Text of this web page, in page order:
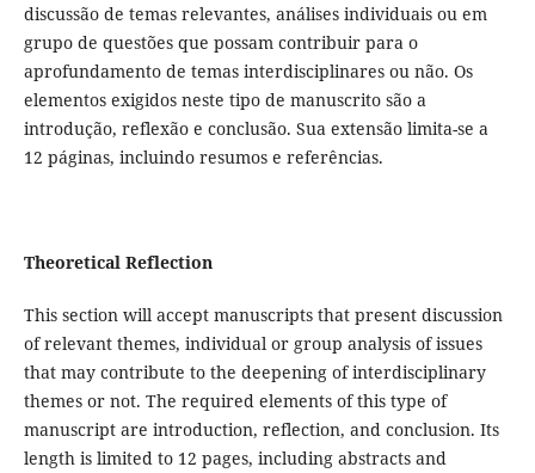
discussão de temas relevantes, análises individuais ou em
grupo de questões que possam contribuir para o
aprofundamento de temas interdisciplinares ou não. Os
elementos exigidos neste tipo de manuscrito são a
introdução, reflexão e conclusão. Sua extensão limita-se a
12 páginas, incluindo resumos e referências.
Theoretical Reflection
This section will accept manuscripts that present discussion
of relevant themes, individual or group analysis of issues
that may contribute to the deepening of interdisciplinary
themes or not. The required elements of this type of
manuscript are introduction, reflection, and conclusion. Its
length is limited to 12 pages, including abstracts and